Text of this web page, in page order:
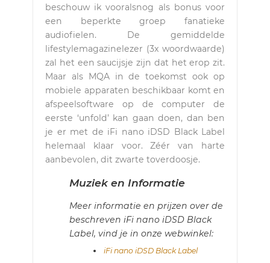
beschouw ik vooralsnog als bonus voor
een beperkte groep fanatieke
audiofielen. De gemiddelde
lifestylemagazinelezer (3x woordwaarde)
zal het een saucijsje zijn dat het erop zit.
Maar als MQA in de toekomst ook op
mobiele apparaten beschikbaar komt en
afspeelsoftware op de computer de
eerste ‘unfold’ kan gaan doen, dan ben
je er met de iFi nano iDSD Black Label
helemaal klaar voor. Zéér van harte
aanbevolen, dit zwarte toverdoosje.
Muziek en Informatie
Meer informatie en prijzen over de
beschreven iFi nano iDSD Black
Label, vind je in onze webwinkel:
iFi nano iDSD Black Label